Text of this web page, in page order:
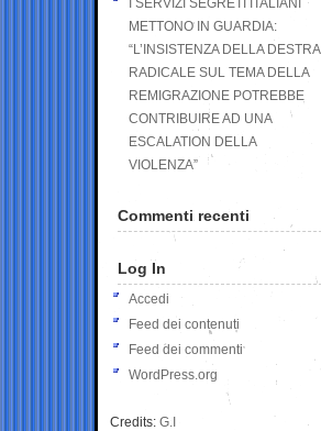
I SERVIZI SEGRETI ITALIANI
METTONO IN GUARDIA:
“L’INSISTENZA DELLA DESTRA
RADICALE SUL TEMA DELLA
REMIGRAZIONE POTREBBE
CONTRIBUIRE AD UNA
ESCALATION DELLA
VIOLENZA”
Commenti recenti
Log In
Accedi
Feed dei contenuti
Feed dei commenti
WordPress.org
Credits: G.I